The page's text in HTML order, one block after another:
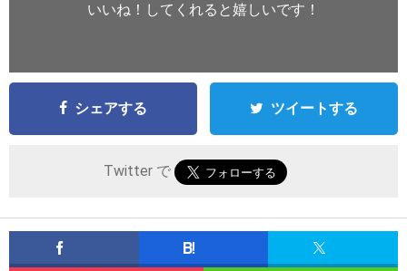
いいね！してくれると嬉しいです！
シェアする ツイートする
Twitter で